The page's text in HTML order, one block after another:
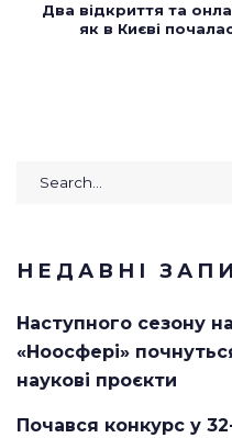
Next
Два відкриття та
як в Києві
Search
НЕДАВНІ
Наступного сезону
«Ноосфері»
наукові проєкти
Почався конкурс у